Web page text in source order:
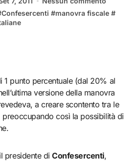
Confesercenti #manovra fiscale #
1 punto percentuale (dal 20% al
versione della manovra
a creare scontento tra le
così la possibilità di
presidente diConfesercenti,